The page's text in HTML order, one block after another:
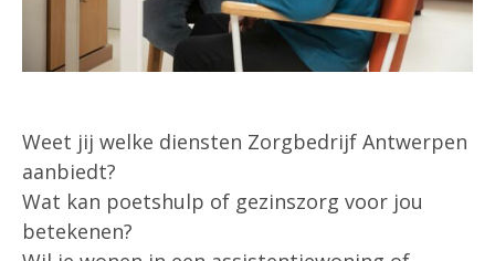
Weet jij welke diensten Zorgbedrijf Antwerpen
aanbiedt?
Wat kan poetshulp of gezinszorg voor jou
betekenen?